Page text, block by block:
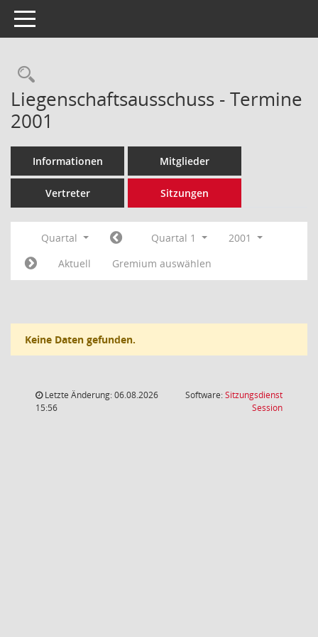
Toggle navigation
Rechercheauswahl
Liegenschaftsausschuss - Termine
2001
Informationen Mitglieder
Vertreter Sitzungen
Quartal Quartal 1
2001
Aktuell
Gremium auswählen
Keine Daten gefunden.
Letzte Änderung: 06.08.2026
15:56
Software:Sitzungsdienst
Session(Wird in